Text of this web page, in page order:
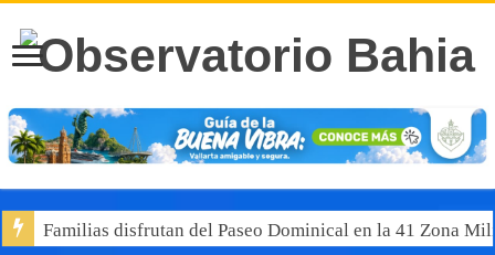
Familias disfrutan del Paseo Dominical en la 41 Zona